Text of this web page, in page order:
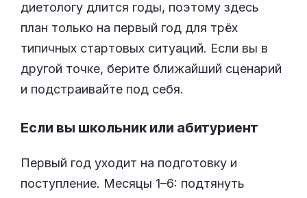
диетологу длится годы, поэтому здесь
план только на первый год для трёх
типичных стартовых ситуаций. Если вы в
другой точке, берите ближайший сценарий
и подстраивайте под себя.
Если вы школьник или абитуриент
Первый год уходит на подготовку и
поступление. Месяцы 1–6: подтянуть